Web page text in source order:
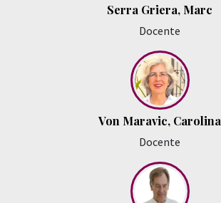
Serra Griera, Marc
Docente
Von Maravic, Carolina
Docente